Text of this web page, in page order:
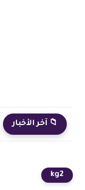
📁 آخر الأخبار
kg2